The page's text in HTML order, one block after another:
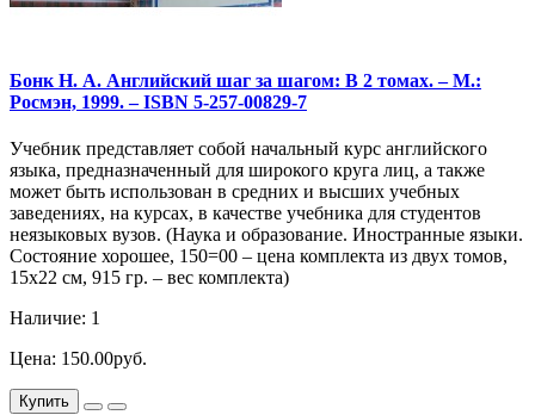
Бонк Н. А. Английский шаг за шагом: В 2 томах. – М.:
Росмэн, 1999. – ISBN 5-257-00829-7
Учебник представляет собой начальный курс английского
языка, предназначенный для широкого круга лиц, а также
может быть использован в средних и высших учебных
заведениях, на курсах, в качестве учебника для студентов
неязыковых вузов. (Наука и образование. Иностранные языки.
Состояние хорошее, 150=00 – цена комплекта из двух томов,
15х22 см, 915 гр. – вес комплекта)
Наличие: 1
Цена: 150.00руб.
Купить